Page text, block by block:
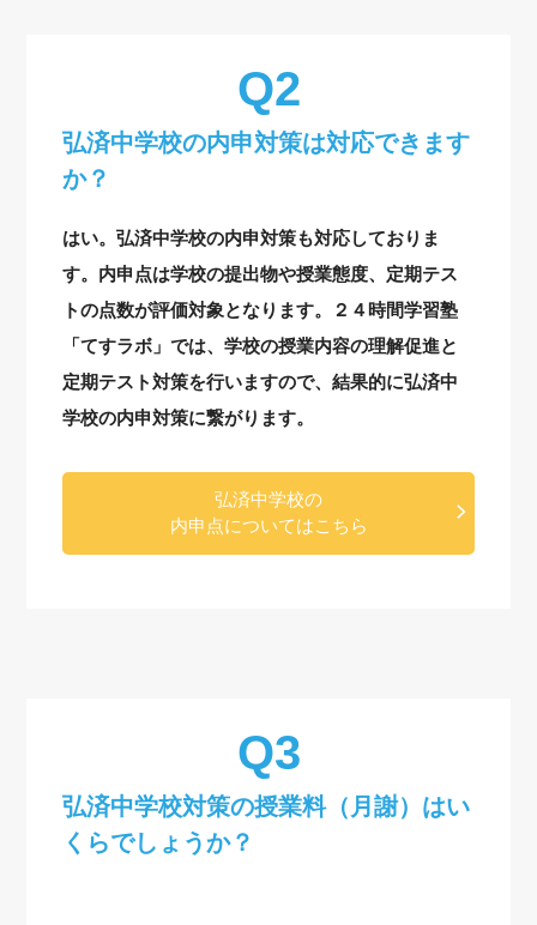
弘済中学校の内申対策は対応できます
か？
はい。弘済中学校の内申対策も対応しておりま
す。内申点は学校の提出物や授業態度、定期テス
トの点数が評価対象となります。２４時間学習塾
「てすラボ」では、学校の授業内容の理解促進と
定期テスト対策を行いますので、結果的に弘済中
学校の内申対策に繋がります。
弘済中学校の
内申点についてはこちら
弘済中学校対策の授業料（月謝）はい
くらでしょうか？